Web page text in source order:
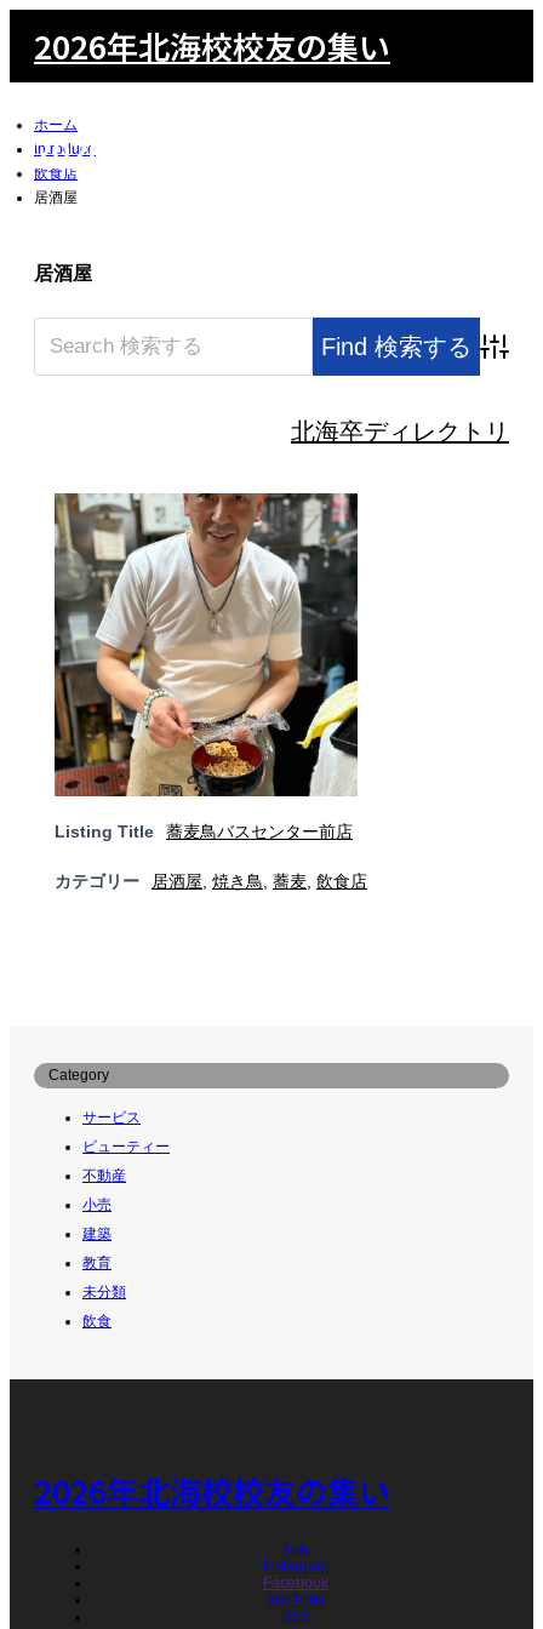
2026年北海校校友の集い
2026年北海校校友の集い
ホーム
Introduce
飲食店
居酒屋
居酒屋
北海卒ディレクトリ
Listing Title 蕎麦鳥バスセンター前店
カテゴリー 居酒屋, 焼き鳥, 蕎麦, 飲食店
Category
サービス
ビューティー
不動産
小売
建築
教育
未分類
飲食
2026年北海校校友の集い
line
Instagram
Facebook
YouTube
RSS